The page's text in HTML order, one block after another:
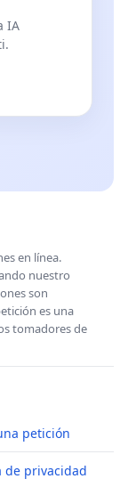
IA
en línea.
nuestro
son
es una
tomadores de
petición
de privacidad